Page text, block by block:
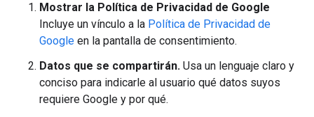
Mostrar la Política de Privacidad de Google
Incluye un vínculo a la Política de Privacidad de
Google en la pantalla de consentimiento.
Datos que se compartirán. Usa un lenguaje claro y
conciso para indicarle al usuario qué datos suyos
requiere Google y por qué.